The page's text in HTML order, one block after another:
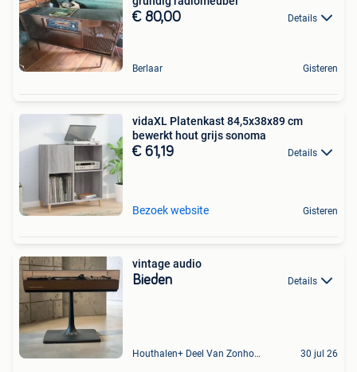
€ 80,00 Details
Berlaar Gisteren
vidaXL Platenkast 84,5x38x89 cm
bewerkt hout grijs sonoma
€ 61,19 Details
Bezoek website Gisteren
vintage audio
Bieden Details
Houthalen+ Deel Van Zonhoven En Zolder 30 jul 26